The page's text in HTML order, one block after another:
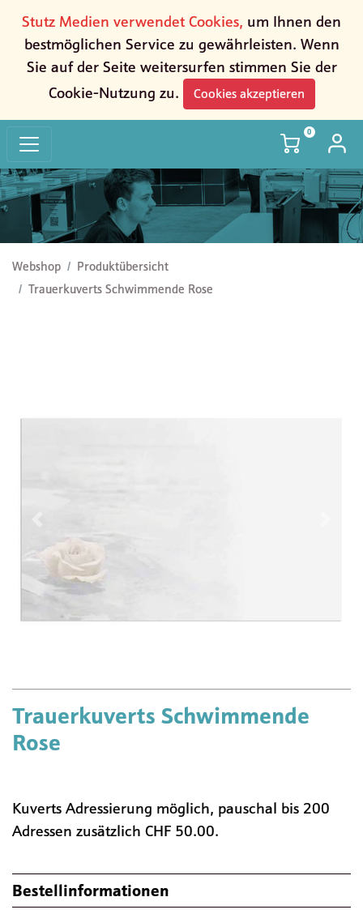
Stutz Medien verwendet Cookies, um Ihnen den
bestmöglichen Service zu gewährleisten. Wenn
Sie auf der Seite weitersurfen stimmen Sie der
Cookie-Nutzung zu.
Cookies akzeptieren
0
Webshop
Produktübersicht
Trauerkuverts Schwimmende Rose
Trauerkuverts Schwimmende Rose
Trauerkuverts Schwimmende
Rose
Kuverts Adressierung möglich, pauschal bis 200
Adressen zusätzlich CHF 50.00.
Bestellinformationen